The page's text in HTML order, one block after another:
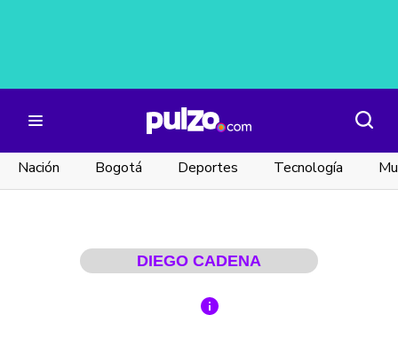
Nación Bogotá Deportes Tecnología
DIEGO CADENA